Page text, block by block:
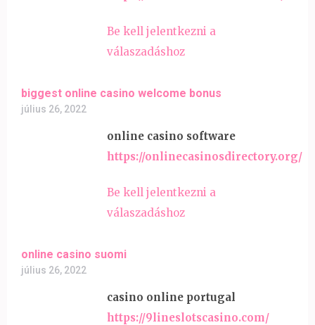
Be kell jelentkezni a
válaszadáshoz
biggest online casino welcome bonus
július 26, 2022
online casino software
https://onlinecasinosdirectory.org/
Be kell jelentkezni a
válaszadáshoz
online casino suomi
július 26, 2022
casino online portugal
https://9lineslotscasino.com/